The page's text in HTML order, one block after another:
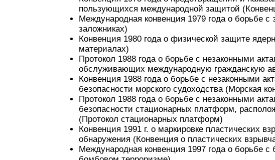
пользующихся международной защитой
Международная конвенция 1979 года о борьбе с
заложниках)
Конвенция 1980 года о физической защите
материалах)
Протокол 1988 года о борьбе с незаконными
обслуживающих международную гражданскую
Конвенция 1988 года о борьбе с незаконными
безопасности морского судоходства(Морская
Протокол 1988 года о борьбе с незаконными
безопасности стационарных платформ,
(Протокол стационарных платформ)
Конвенция 1991 г. о маркировке пластических
обнаружения (Конвенция о пластических
Международная конвенция 1997 года о борьбе